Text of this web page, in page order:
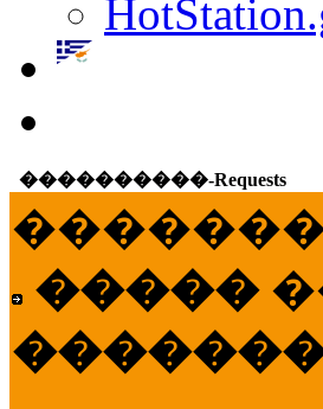
����������-Requests
�����